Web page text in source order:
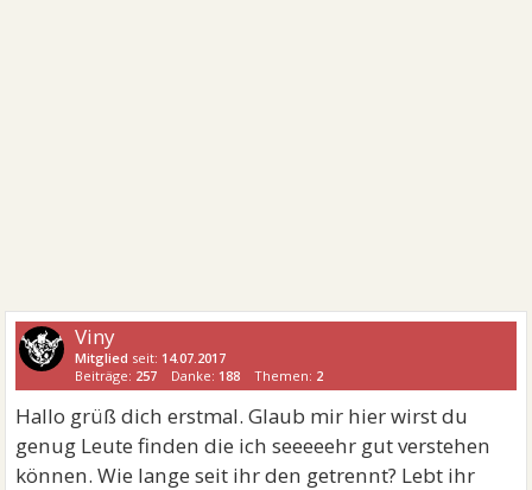
Viny
Mitglied seit: 14.07.2017
Beiträge: 257 Danke: 188 Themen: 2
Hallo grüß dich erstmal. Glaub mir hier wirst du
genug Leute finden die ich seeeeehr gut verstehen
können. Wie lange seit ihr den getrennt? Lebt ihr